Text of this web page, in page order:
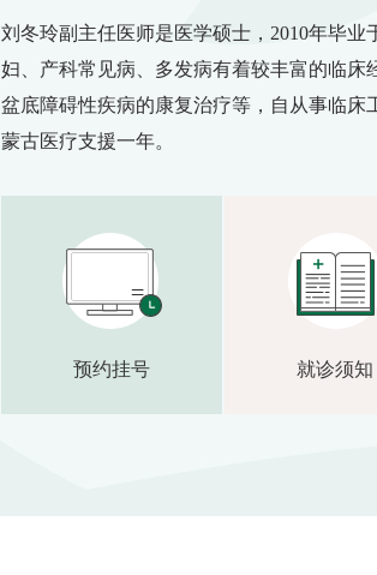
刘冬玲副主任医师是医学硕士，2010年毕
妇、产科常见病、多发病有着较丰富的临
盆底障碍性疾病的康复治疗等，自从事临床
蒙古医疗支援一年。
预约挂号 就诊须知